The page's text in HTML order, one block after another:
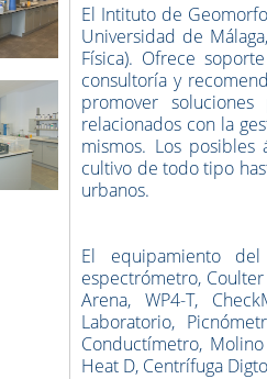
El Intituto de
Universidad de
Física). Ofrece
consultoría y
promover
relacionados con la
mismos. Los
cultivo de todo tipo
urbanos.
El equipamiento
espectrómetro, Coulter
Arena, WP4-T,
Laboratorio,
Conductímetro,
Heat D, Centrífuga